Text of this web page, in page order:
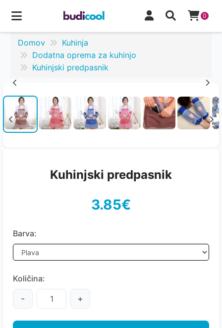
0
Domov
Kuhinja
Dodatna oprema za kuhinjo
Kuhinjski predpasnik
Kuhinjski predpasnik
3.85€
Barva:
Količina:
- +